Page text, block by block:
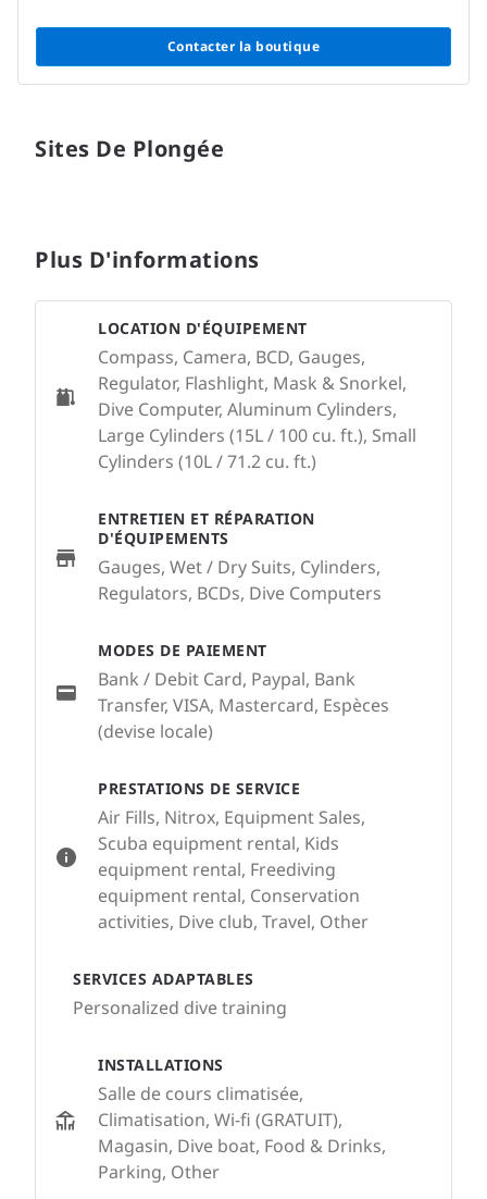
Contacter la boutique
Sites De Plongée
Plus D'informations
PRESTATIONS DE SERVICE
Air Fills, Nitrox, Equipment Sales,
Scuba equipment rental, Kids
equipment rental, Freediving
equipment rental, Conservation
activities, Dive club, Travel, Other
SERVICES ADAPTABLES
Personalized dive training
INSTALLATIONS
Salle de cours climatisée,
Climatisation, Wi-fi (GRATUIT),
Magasin, Dive boat, Food & Drinks,
Parking, Other
LOCATION D'ÉQUIPEMENT
Compass, Camera, BCD, Gauges,
Regulator, Flashlight, Mask & Snorkel,
Dive Computer, Aluminum Cylinders,
Large Cylinders (15L / 100 cu. ft.), Small
Cylinders (10L / 71.2 cu. ft.)
ENTRETIEN ET RÉPARATION
D'ÉQUIPEMENTS
Gauges, Wet / Dry Suits, Cylinders,
Regulators, BCDs, Dive Computers
MODES DE PAIEMENT
Bank / Debit Card, Paypal, Bank
Transfer, VISA, Mastercard, Espèces
(devise locale)